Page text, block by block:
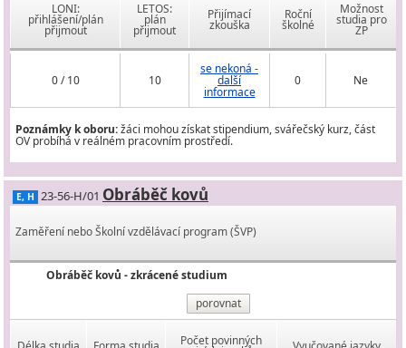
LONI:
přihlášení/plán
přijmout
LETOS:
plán
přijmout
Přijímací
zkouška
Roční
školné
Možnost
studia pro
ZP
0 / 10 10
se nekoná -
další
informace
0 Ne
Poznámky k oboru:žáci mohou získat stipendium, svářečský kurz, část
OV probíhá v reálném pracovním prostředí.
E, H 23-56-H/01 Obráběč kovů
Zaměření nebo Školní vzdělávací program (ŠVP)
Obráběč kovů - zkrácené studium
porovnat
Počet povinných